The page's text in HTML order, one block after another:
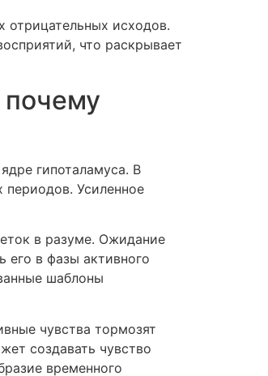
отрицательных исходов.
что раскрывает
почему
гипоталамуса. В
Усиленное
в разуме. Ожидание
в фазы активного
шаблоны
чувства тормозят
создавать чувство
временного